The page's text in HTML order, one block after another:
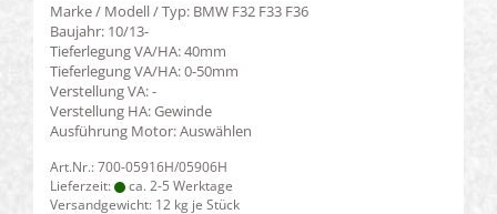
Marke / Modell / Typ: BMW F32 F33 F36
Baujahr: 10/13-
Tieferlegung VA/HA: 40mm
Tieferlegung VA/HA: 0-50mm
Verstellung VA: -
Verstellung HA: Gewinde
Ausführung Motor: Auswählen
Art.Nr.: 700-05916H/05906H
Lieferzeit:
ca. 2-5 Werktage
Versandgewicht: 12 kg je Stück